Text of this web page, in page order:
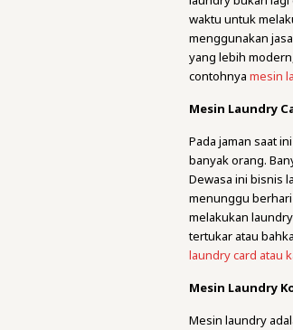
waktu untuk
menggunakan
yang lebih
contohnyamesin
Mesin Laundry
Pada jaman saat
banyak orang.
Dewasa ini bisnis
menunggu
melakukan
tertukar atau
laundry card atau
Mesin Laundry
Mesin laundry